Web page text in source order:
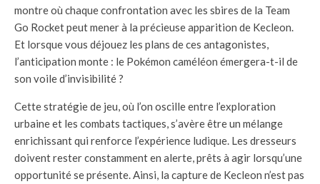
montre où chaque confrontation avec les sbires de la Team
Go Rocket peut mener à la précieuse apparition de Kecleon.
Et lorsque vous déjouez les plans de ces antagonistes,
l’anticipation monte : le Pokémon caméléon émergera-t-il de
son voile d’invisibilité ?
Cette stratégie de jeu, où l’on oscille entre l’exploration
urbaine et les combats tactiques, s’avère être un mélange
enrichissant qui renforce l’expérience ludique. Les dresseurs
doivent rester constamment en alerte, prêts à agir lorsqu’une
opportunité se présente. Ainsi, la capture de Kecleon n’est pas